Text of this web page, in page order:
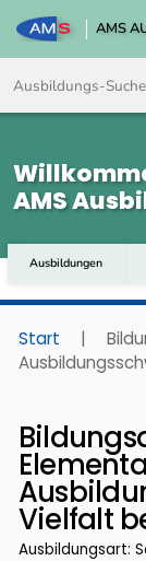
AMS
AMS
Ausbildungen
Start |
Vielfalt
Ausbildungsart: